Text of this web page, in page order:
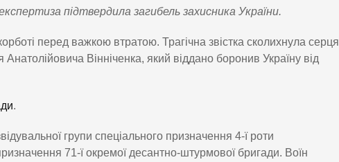
підтвердила загибель захисника України.
перед важкою втратою. Трагічна звістка сколихнула серця
Вінніченка, який віддано боронив Україну від
.
групи спеціального призначення 4-ї роти
71-ї окремої десантно-штурмової бригади. Воїн